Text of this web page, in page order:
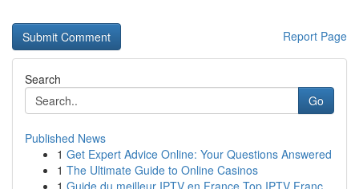
Report Page
Search
Go
Published News
1 Get Expert Advice Online: Your Questions Answered
1 The Ultimate Guide to Online Casinos
1 Guide du meilleur IPTV en France Top IPTV Franc...